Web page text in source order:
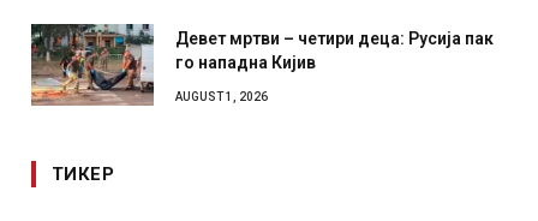
Девет мртви – четири деца: Русија пак
го нападна Кијив
AUGUST 1, 2026
ТИКЕР